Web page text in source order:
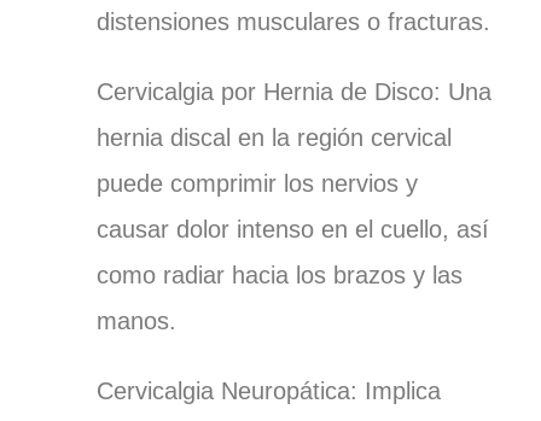
distensiones musculares o fracturas.
Cervicalgia por Hernia de Disco: Una
hernia discal en la región cervical
puede comprimir los nervios y
causar dolor intenso en el cuello, así
como radiar hacia los brazos y las
manos.
Cervicalgia Neuropática: Implica